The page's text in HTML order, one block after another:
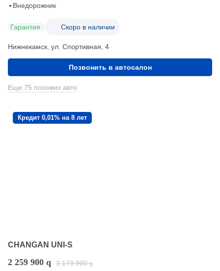
Внедорожник
Гарантия Скоро в наличии
Нижнекамск, ул. Спортивная, 4
Позвонить в автосалон
Еще 75 похожих авто
Кредит 0,01% на 8 лет
CHANGAN UNI-S
2 259 900 q 3 179 900 q